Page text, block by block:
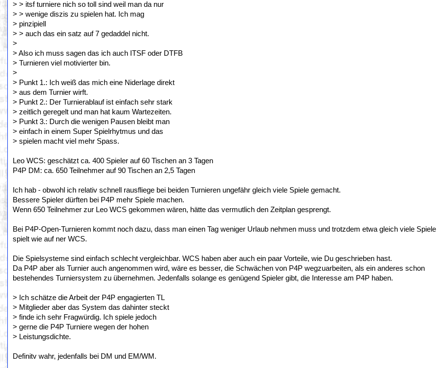
> > itsf turniere nich so toll sind weil man da nur
> > wenige diszis zu spielen hat. Ich mag
> pinzipiell
> > auch das ein satz auf 7 gedaddel nicht.
>
> Also ich muss sagen das ich auch ITSF oder DTFB
> Turnieren viel motivierter bin.
>
> Punkt 1.: Ich weiß das mich eine Niderlage direkt
> aus dem Turnier wirft.
> Punkt 2.: Der Turnierablauf ist einfach sehr stark
> zeitlich geregelt und man hat kaum Wartezeiten.
> Punkt 3.: Durch die wenigen Pausen bleibt man
> einfach in einem Super Spielrhytmus und das
> spielen macht viel mehr Spass.
Leo WCS: geschätzt ca. 400 Spieler auf 60 Tischen an 3 Tagen
P4P DM: ca. 650 Teilnehmer auf 90 Tischen an 2,5 Tagen
Ich hab - obwohl ich relativ schnell rausfliege bei beiden Turnieren ungefähr gleich viele Spiele gemacht.
Bessere Spieler dürften bei P4P mehr Spiele machen.
Wenn 650 Teilnehmer zur Leo WCS gekommen wären, hätte das vermutlich den Zeitplan gesprengt.
Bei P4P-Open-Turnieren kommt noch dazu, dass man einen Tag weniger Urlaub nehmen muss und trotzdem etwa gleich viele Spiele
spielt wie auf ner WCS.
Die Spielsysteme sind einfach schlecht vergleichbar. WCS haben aber auch ein paar Vorteile, wie Du geschrieben hast.
Da P4P aber als Turnier auch angenommen wird, wäre es besser, die Schwächen von P4P wegzuarbeiten, als ein anderes schon
bestehendes Turniersystem zu übernehmen. Jedenfalls solange es genügend Spieler gibt, die Interesse am P4P haben.
> Ich schätze die Arbeit der P4P engagierten TL
> Mitglieder aber das System das dahinter steckt
> finde ich sehr Fragwürdig. Ich spiele jedoch
> gerne die P4P Turniere wegen der hohen
> Leistungsdichte.
Definitv wahr, jedenfalls bei DM und EM/WM.